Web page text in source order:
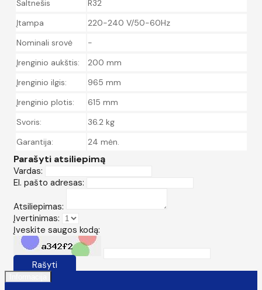
Šaltnešis
R32
Įtampa
220-240 V/50-60Hz
Nominali srovė
-
Įrenginio aukštis:
200 mm
Įrenginio ilgis:
965 mm
Įrenginio plotis:
615 mm
Svoris:
36.2 kg
Garantija:
24 mėn.
Parašyti atsiliepimą
Vardas:
El. pašto adresas:
Atsiliepimas:
Įvertinimas:
Įveskite saugos kodą:
Rašyti